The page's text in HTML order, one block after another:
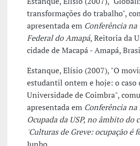
transformações do trabalho",
apresentada em Conferência
Federal do Amapá, Reitoria da
cidade de Macapá - Amapá,
Estanque, Elísio (2007), "O
estudantil ontem e hoje: o caso
Universidade de Coimbra",
apresentada em Conferência
Ocupada da USP, no âmbito do
'Culturas de Greve: ocupação é